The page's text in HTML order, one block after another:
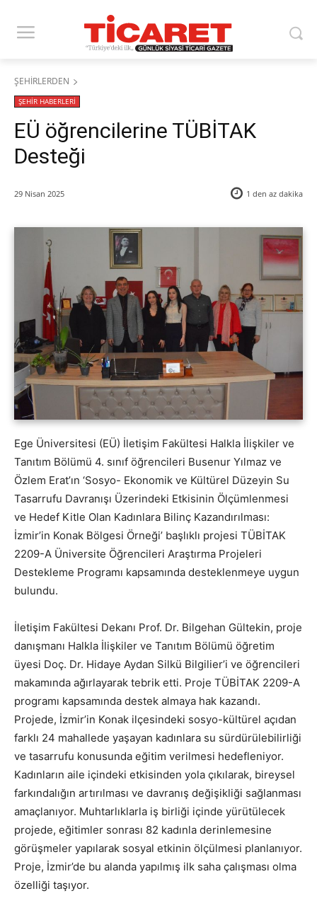
ŞEHİRLERDEN
ŞEHİR HABERLERİ
EÜ öğrencilerine TÜBİTAK
Desteği
29 Nisan 2025 1 den az dakika
Ege Üniversitesi (EÜ) İletişim Fakültesi Halkla İlişkiler ve
Tanıtım Bölümü 4. sınıf öğrencileri Busenur Yılmaz ve
Özlem Erat’ın ‘Sosyo- Ekonomik ve Kültürel Düzeyin Su
Tasarrufu Davranışı Üzerindeki Etkisinin Ölçümlenmesi
ve Hedef Kitle Olan Kadınlara Bilinç Kazandırılması:
İzmir’in Konak Bölgesi Örneği’ başlıklı projesi TÜBİTAK
2209-A Üniversite Öğrencileri Araştırma Projeleri
Destekleme Programı kapsamında desteklenmeye uygun
bulundu.
İletişim Fakültesi Dekanı Prof. Dr. Bilgehan Gültekin, proje
danışmanı Halkla İlişkiler ve Tanıtım Bölümü öğretim
üyesi Doç. Dr. Hidaye Aydan Silkü Bilgilier’i ve öğrencileri
makamında ağırlayarak tebrik etti. Proje TÜBİTAK 2209-A
programı kapsamında destek almaya hak kazandı.
Projede, İzmir’in Konak ilçesindeki sosyo-kültürel açıdan
farklı 24 mahallede yaşayan kadınlara su sürdürülebilirliği
ve tasarrufu konusunda eğitim verilmesi hedefleniyor.
Kadınların aile içindeki etkisinden yola çıkılarak, bireysel
farkındalığın artırılması ve davranış değişikliği sağlanması
amaçlanıyor. Muhtarlıklarla iş birliği içinde yürütülecek
projede, eğitimler sonrası 82 kadınla derinlemesine
görüşmeler yapılarak sosyal etkinin ölçülmesi planlanıyor.
Proje, İzmir’de bu alanda yapılmış ilk saha çalışması olma
özelliği taşıyor.